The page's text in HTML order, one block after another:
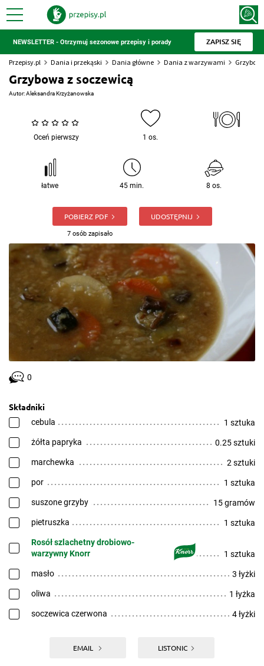
NEWSLETTER - Otrzymuj sezonowe przepisy i porady ZAPISZ SIĘ
Przepisy.pl Dania i przekąski Dania główne Dania z warzywami
Grzybowa z soczewicą
Autor:Aleksandra Krzyżanowska
Oceń pierwszy 1 os.
łatwe 45 min. 8 os.
POBIERZ PDF
7 osób zapisało
UDOSTĘPNIJ
0
Składniki
cebula 1 sztuka
żółta papryka 0.25 sztuki
marchewka 2 sztuki
por 1 sztuka
suszone grzyby 15 gramów
pietruszka 1 sztuka
Rosół szlachetny drobiowo-
warzywny Knorr
1 sztuka
masło 3 łyżki
oliwa 1 łyżka
soczewica czerwona 4 łyżki
EMAIL LISTONIC